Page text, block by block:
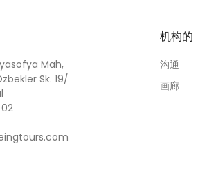
Mah,
Sk. 19/
机构的
沟通
画廊